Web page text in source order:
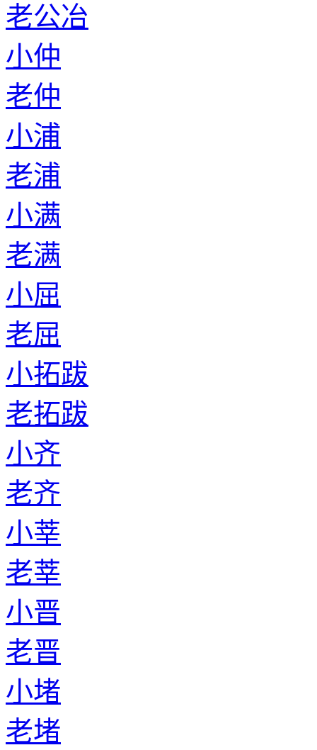
老公冶
小仲
老仲
小浦
老浦
小满
老满
小屈
老屈
小拓跋
老拓跋
小齐
老齐
小莘
老莘
小晋
老晋
小堵
老堵